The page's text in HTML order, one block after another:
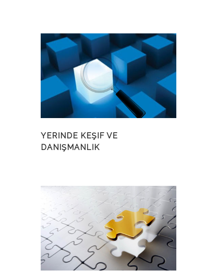
YERINDE KEŞIF VE
DANIŞMANLIK